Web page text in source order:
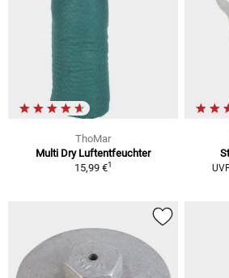
ThoMar
Multi Dry Luftentfeuchter
15,99 €1